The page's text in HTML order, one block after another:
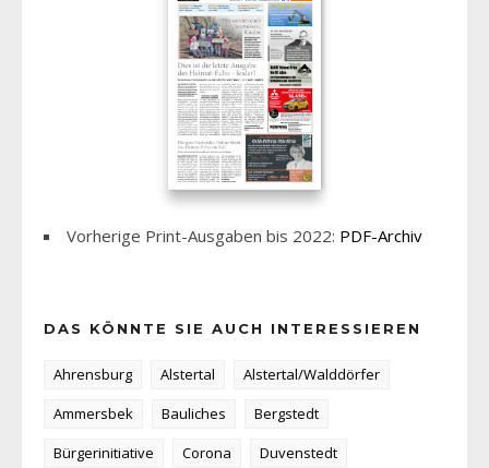
Vorherige Print-Ausgaben bis 2022: PDF-Archiv
DAS KÖNNTE SIE AUCH INTERESSIEREN
Ahrensburg Alstertal
Alstertal/Walddörfer
Ammersbek
Bauliches
Bergstedt
Bürgerinitiative
Corona
Duvenstedt